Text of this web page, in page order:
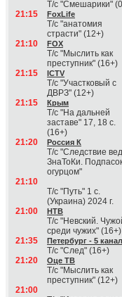
Т/с "Смешарики"
21:15
FoxLife
Т/с "анатомия
страсти" (12+)
21:10
FOX
Т/с "Мыслить как
преступник" (16+)
21:15
ICTV
Т/с "Участковый с
ДВРЗ" (12+)
21:15
Крым
Т/с "На дальней
заставе" 17, 18 с.
(16+)
21:20
Россия К
Т/с "Следствие
ЗнаТоКи.
огурцом"
21:10
Т/с "Путь" 1 с.
(Украина) 2024 г.
21:00
НТВ
Т/с "Невский.
среди чужих" (16+)
21:35
Петербург - 5 канал
Т/с "След" (16+)
21:20
Оце ТВ
Т/с "Мыслить как
преступник" (12+)
21:00